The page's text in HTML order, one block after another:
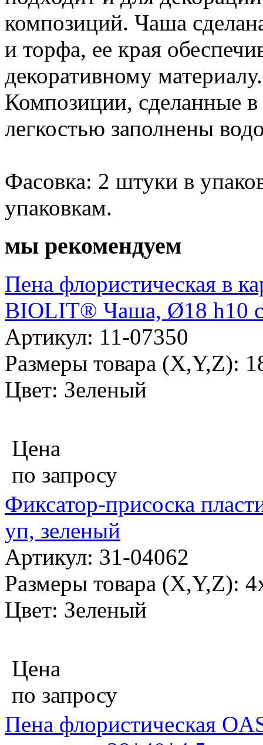
композиций. Чаша
и торфа, ее края
декоративному материалу.
Композиции, сделанные
легкостью заполнены
Фасовка: 2 штуки в
упаковкам.
мы рекомендуем
Пена флористическая в
BIOLIT® Чаша, Ø18 h10
Артикул: 11-07350
Размеры товара (X,Y,Z):
Цвет: Зеленый
Цена
по запросу
Фиксатор-присоска
уп, зеленый
Артикул: 31-04062
Размеры товара (X,Y,Z):
Цвет: Зеленый
Цена
по запросу
Пена флористическая